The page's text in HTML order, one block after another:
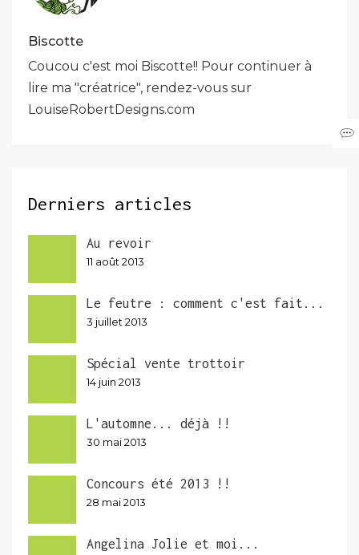
Biscotte
Coucou c'est moi Biscotte!! Pour continuer à
lire ma "créatrice", rendez-vous sur
LouiseRobertDesigns.com
Derniers articles
Au revoir
11 août 2013
Le feutre : comment c'est fait...
3 juillet 2013
Spécial vente trottoir
14 juin 2013
L'automne... déjà !!
30 mai 2013
Concours été 2013 !!
28 mai 2013
Angelina Jolie et moi...